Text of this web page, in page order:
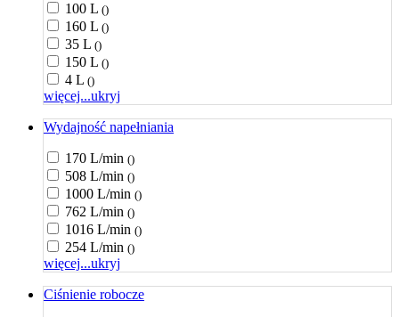
100 L ()
160 L ()
35 L ()
150 L ()
4 L ()
więcej...ukryj
Wydajność napełniania
170 L/min ()
508 L/min ()
1000 L/min ()
762 L/min ()
1016 L/min ()
254 L/min ()
więcej...ukryj
Ciśnienie robocze